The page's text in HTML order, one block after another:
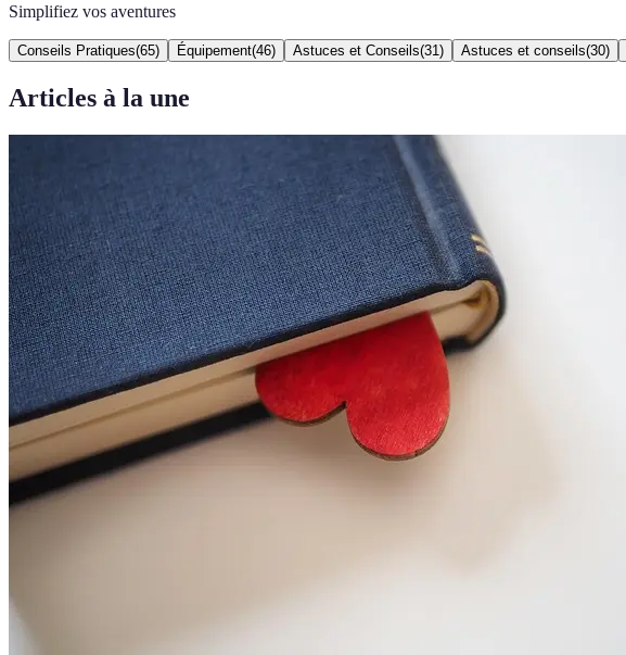
Simplifiez vos aventures
Conseils Pratiques(65) Équipement(46) Astuces et Conseils(31 ) Astuces et conseils(30)
Articles à la une